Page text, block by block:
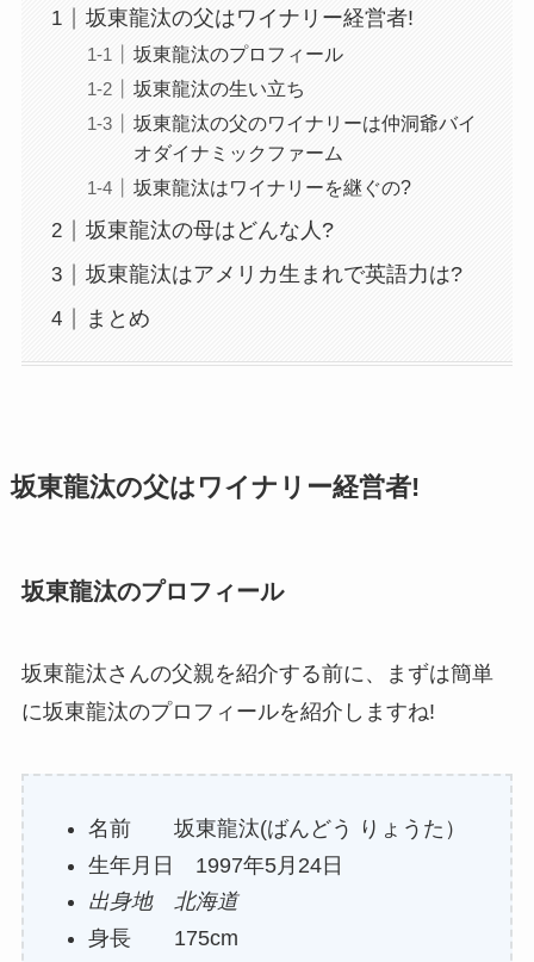
坂東龍汰の父はワイナリー経営者!
坂東龍汰のプロフィール
坂東龍汰の生い立ち
坂東龍汰の父のワイナリーは仲洞爺バイ
オダイナミックファーム
坂東龍汰はワイナリーを継ぐの?
坂東龍汰の母はどんな人?
坂東龍汰はアメリカ生まれで英語力は?
まとめ
坂東龍汰の父はワイナリー経営者!
坂東龍汰のプロフィール
坂東龍汰さんの父親を紹介する前に、まずは簡単
に坂東龍汰のプロフィールを紹介しますね!
名前 坂東龍汰(ばんどう りょうた）
生年月日 1997年5月24日
出身地 北海道
身長 175cm